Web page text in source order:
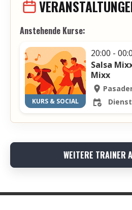
Anstehende Kurse:
KURS & SOCIAL
20:00 -
Salsa
Mixx
WEITERE TRAINER